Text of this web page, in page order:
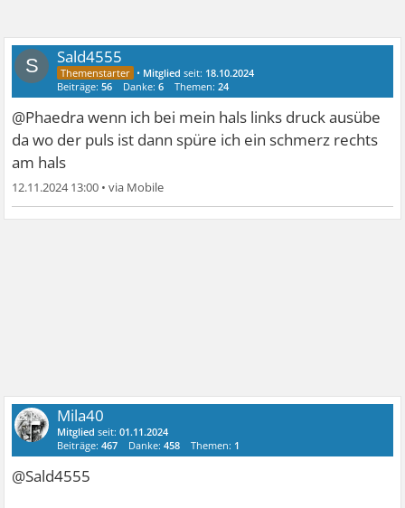
S Sald4555
• Mitglied seit: 18.10.2024
Beiträge:56 Danke:6 Themen:24
@Phaedra wenn ich bei mein hals links druck ausübe
da wo der puls ist dann spüre ich ein schmerz rechts
am hals
12.11.2024 13:00 •
Mila40
Mitglied seit:01.11.2024
Beiträge:467 Danke:458 Themen: 1
@Sald4555